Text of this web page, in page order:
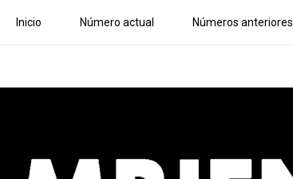
Inicio Número actual Números anteriores